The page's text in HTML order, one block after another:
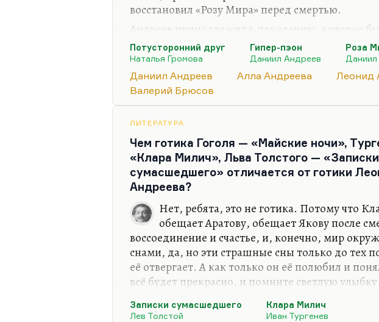
восстановил «Розу Мира» перед смертью.
Андреев принадлежит к поколению, которое
выбито (он участвовал в войне и мог много раз не
оттуда), но к поколению, которому грубо
ровесник Благининой, он ровесник
Штейнберга. Это поколение было загнано в
самое удивительное, что контекст андреевского
Потусторонний друг
Наталья Громова
Гипер-пэон
Даниил Андреев
Роза
Даниил Андреев Алла Андреева
Леонид
Валерий Брюсов
ЛИТЕРАТУРА
Чем готика Гоголя — «Майские ночи»,
«Клара Милич», Льва Толстого — «Записки
сумасшедшего» отличается от готики
Андреева?
Нет, ребята, это не готика. Потому что
обещает Аратову, обещает Якову после
воссоединение и счастье, и, конечно, мир
снами, да, но эти страшные сны только до тех
её отвергает. А как только он её полюбил и
всё будет прекрасно, и помните светлую
«Майскую ночь». Конечно, мир Гоголя страшный
Записки сумасшедшего
Лев Толстой
Клара Милич
Иван Тургенев